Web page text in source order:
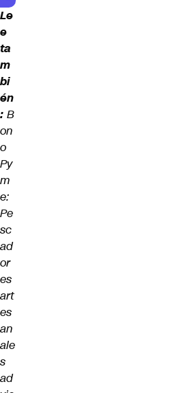
Le
e
ta
m
bi
én
: B
on
o
Py
m
e:
Pe
sc
ad
or
es
art
es
an
ale
s
ad